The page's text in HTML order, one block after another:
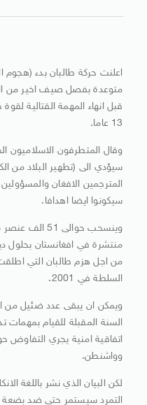
اعلنت حركة طالبان بدء (هجوم
متوعدة بفصل صيف اخير من
قبل انهاء المهمة القتالية
13 عاما.
وقال المتطرفون الاسلاميون
سيؤدي الى (تطهير البلاد من
المترجمين الافغان
سيكونوا ايضا اهدافا.
وينسحب حوالى
منتشرة في افغانستان بحلول
من اجل هزم طالبان التي
السلطة في 2001.
ويمكن ان يبقى عدد ضئيل من
السنة المقبلة للقيام بمهمات
اتفاقية امنية يجري التفاوض
وواشنطن.
لكن البيان الذي نشر باللغة
التمرد سيستمر حتى ضد بضعة